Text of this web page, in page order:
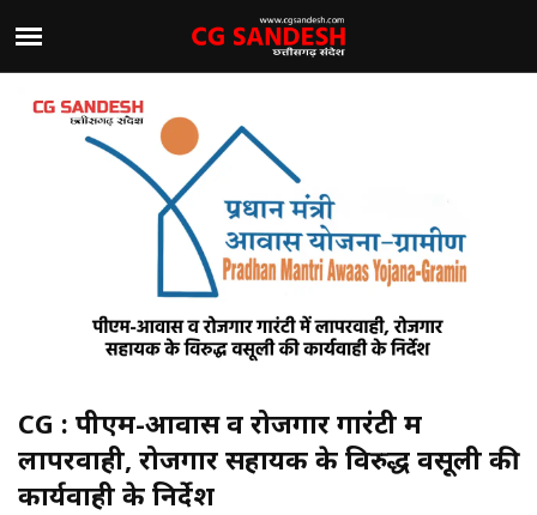
CG : पीएम-आवास व रोजगार गारंटी में
लापरवाही, रोजगार सहायक के विरुद्ध वसूली की
कार्यवाही के निर्देश